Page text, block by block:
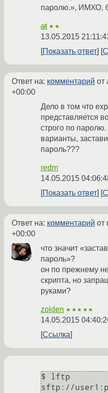
паролю.», ИМХО,
at ★★
13.05.2015
Показать ответ
Ответ на: комментарий от
+00:00
Дело в том что
представляется
строго по
варианты,
пароль???
redm
14.05.2015
Показать ответ
Ответ на: комментарий от
+00:00
что значит
пароль»?
он по прежнему
скрипта, но
руками?
zolden ★★★★★
14.05.2015
Ссылка
$ lftp
sftp://